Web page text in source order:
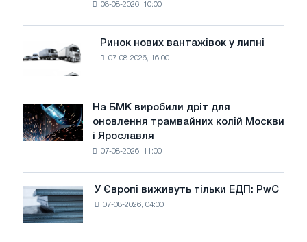
фотоелектричну
цілей
декарбонізації
08-08-2026, 10:00
Ринок
нових
вантажівок
у
липні
Ринок нових вантажівок у липні
07-08-2026, 16:00
На
БМК
виробили
трамвайних
колій
На БМК виробили дріт для
оновлення трамвайних колій Москви
і Ярославля
07-08-2026, 11:00
Європі
виживуть
тільки
У Європі виживуть тільки ЕДП: PwC
07-08-2026, 04:00